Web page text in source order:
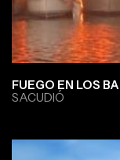
FUEGO EN LOS
SACUDIÓ